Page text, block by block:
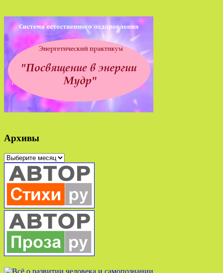
Архивы
Архивы